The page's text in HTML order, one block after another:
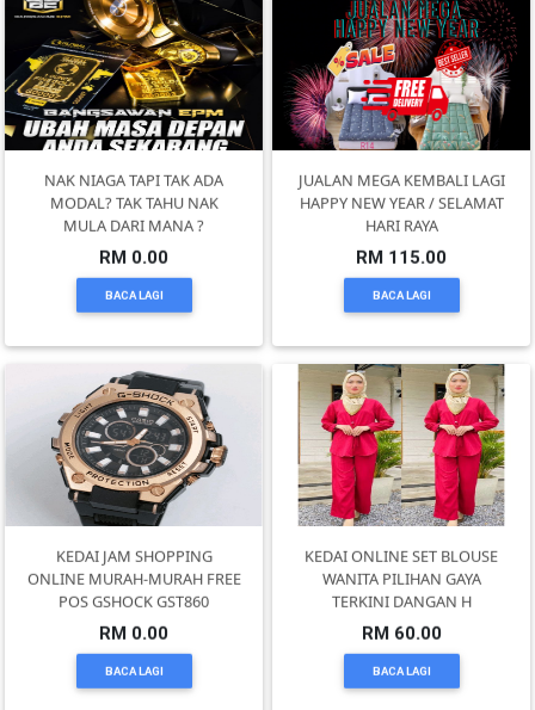
NAK NIAGA TAPI TAK ADA
MODAL? TAK TAHU NAK
MULA DARI MANA ?
RM 0.00
BACA LAGI
JUALAN MEGA KEMBALI LAGI
HAPPY NEW YEAR / SELAMAT
HARI RAYA
RM 115.00
BACA LAGI
KEDAI JAM SHOPPING
ONLINE MURAH-MURAH FREE
POS GSHOCK GST860
RM 0.00
BACA LAGI
KEDAI ONLINE SET BLOUSE
WANITA PILIHAN GAYA
TERKINI DANGAN H
RM 60.00
BACA LAGI
RUMAH
BARANG
PERIBADI(4)
PEKERJAAN(0)
SERVIS(17)
BENDA(1)
LAIN-
LAIN
KEPERLUAN(16)
SELECT
NEGERI
SELANGOR(37)